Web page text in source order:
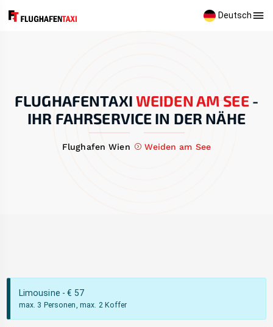
Deutsch
FLUGHAFENTAXI WEIDEN AM SEE-
IHR FAHRSERVICE IN DER NÄHE
Flughafen Wien Weiden am See
Limousine - € 57
max. 3 Personen, max. 2 Koffer